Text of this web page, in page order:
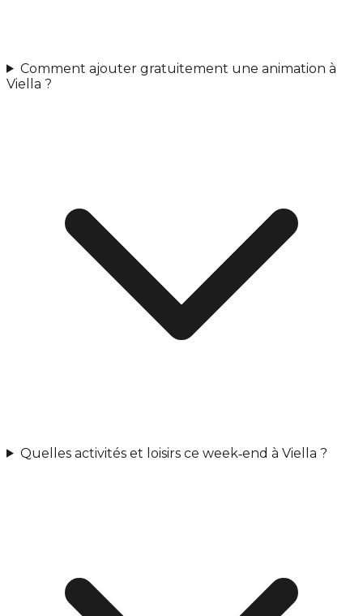
Comment ajouter gratuitement une animation à
Viella ?
Quelles activités et loisirs ce week‑end à Viella ?